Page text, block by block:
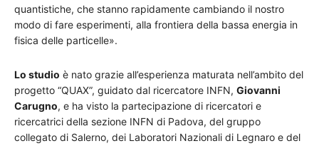
quantistiche, che stanno rapidamente cambiando il nostro
modo di fare esperimenti, alla frontiera della bassa energia in
fisica delle particelle».
Lo studio è nato grazie all’esperienza maturata nell’ambito del
progetto “QUAX”, guidato dal ricercatore INFN, Giovanni
Carugno, e ha visto la partecipazione di ricercatori e
ricercatrici della sezione INFN di Padova, del gruppo
collegato di Salerno, dei Laboratori Nazionali di Legnaro e del